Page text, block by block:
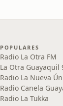
POPULARES
Radio La Otra FM
La Otra Guayaquil
Radio La Nueva
Radio Canela
Radio La Tukka